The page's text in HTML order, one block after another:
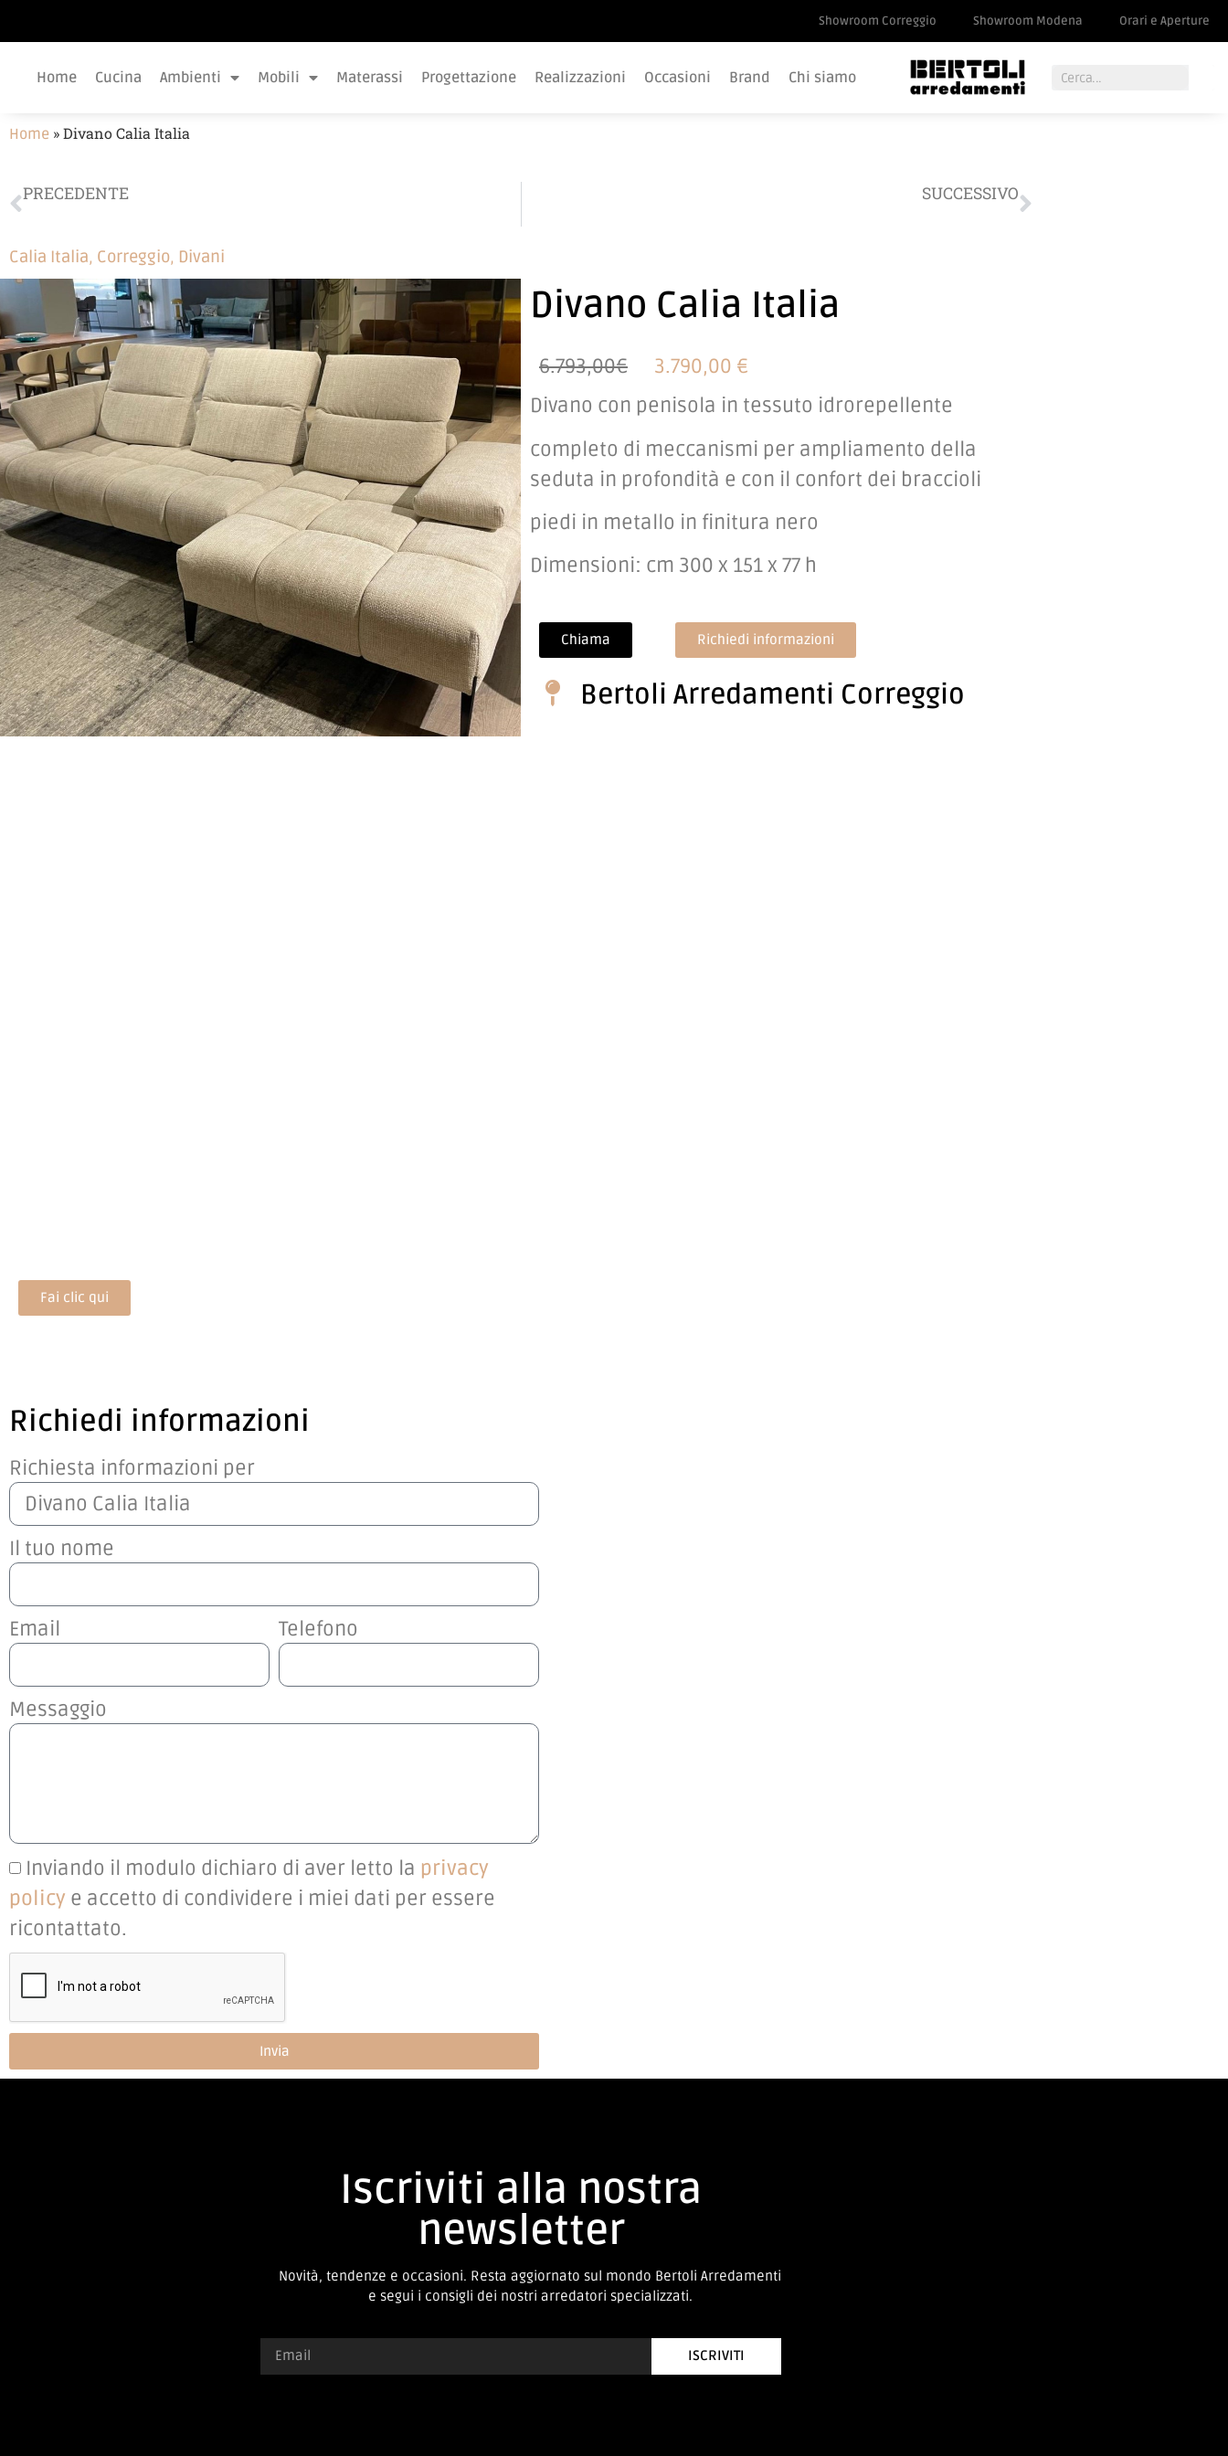
Showroom Correggio Showroom Modena Orari e Aperture
Home Cucina Ambienti Mobili Materassi Progettazione Realizzazioni Occasioni Brand Chi siamo
Home »Divano Calia Italia
PRECEDENTE SUCCESSIVO
Calia Italia, Correggio, Divani
Divano Calia Italia
6.793,00€
3.790,00 €
Divano con penisola in tessuto idrorepellente
completo di meccanismi per ampliamento della
seduta in profondità e con il confort dei braccioli
piedi in metallo in finitura nero
Dimensioni: cm 300 x 151 x 77 h
Chiama Richiedi informazioni
Bertoli Arredamenti Correggio
Fai clic qui
Richiedi informazioni
Richiesta informazioni per
Il tuo nome
Email Telefono
Messaggio
Inviando il modulo dichiaro di aver letto la privacy
policy e accetto di condividere i miei dati per essere
ricontattato.
Invia
Iscriviti alla nostra
newsletter
Novità, tendenze e occasioni. Resta aggiornato sul mondo Bertoli Arredamenti
e segui i consigli dei nostri arredatori specializzati.
ISCRIVITI